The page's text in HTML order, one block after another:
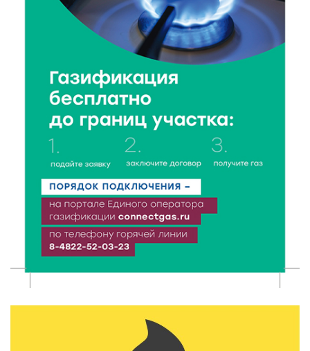
8 Авг 2026 13:37 432
Чем удивит X Международный фестиваль «Калитка»
8 Авг 2026 12:37 227
Забыл вещи в транспорте? Рассказываем, что ждёт
пассажиров по новым правилам
8 Авг 2026 12:12 616
Более 40 миллионов на металлургию получил бизнес
Твери
8 Авг 2026 11:37 307
От теории до практики: в детских лагерях Тверской